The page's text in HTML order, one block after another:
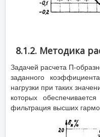
8.1.2. Методика
Задачей расчета П-
заданного
нагрузки при таких
которых
фильтрация высших